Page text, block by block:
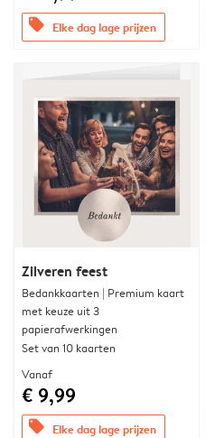
offers Elke dag lage prijzen
Zilveren feest
Bedankkaarten | Premium kaart
met keuze uit 3
papierafwerkingen
Set van 10 kaarten
Vanaf
€ 9,99
offers Elke dag lage prijzen